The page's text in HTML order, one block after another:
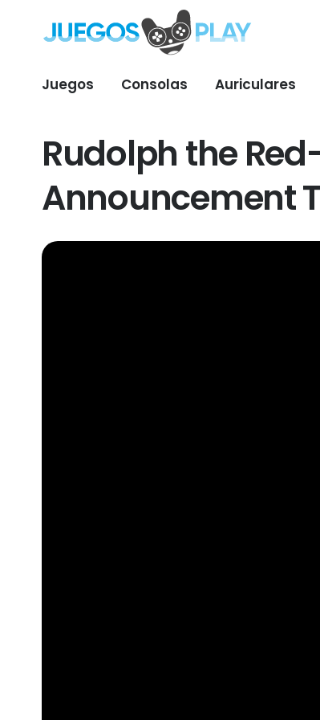
Juegos Consolas Auriculares
Rudolph the
Announcement